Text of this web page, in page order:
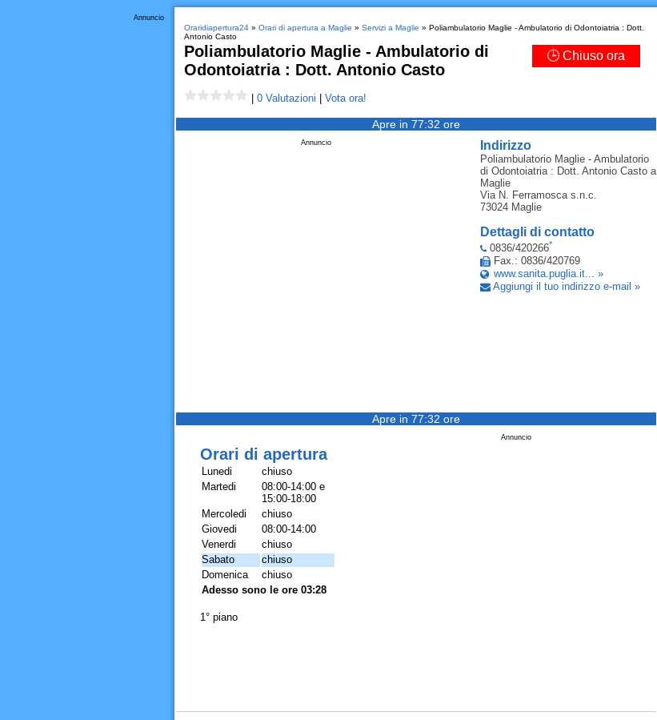
Annuncio
Oraridiapertura24» Orari di apertura a Maglie » Servizi a Maglie » Poliambulatorio Maglie - Ambulatorio di Odontoiatria : Dott.
Antonio Casto
Poliambulatorio Maglie - Ambulatorio di
Odontoiatria : Dott. Antonio Casto
🕒 Chiuso ora
0 Valutazioni Vota ora!
Apre in 77:32 ore
Indirizzo
Poliambulatorio Maglie - Ambulatorio
di Odontoiatria : Dott. Antonio Castoa
Maglie
Via N. Ferramosca s.n.c.
73024 Maglie
Dettagli di contatto
0836/420266*
Fax.: 0836/420769
www.sanita.puglia.it... »
Aggiungi il tuo indirizzo e-mail »
Annuncio
Apre in 77:32 ore
Annuncio
Orari di apertura
Lunedi
chiuso
Martedi
08:00-14:00 e
15:00-18:00
Mercoledi
chiuso
Giovedi
08:00-14:00
Venerdi
chiuso
Sabato
chiuso
Domenica
chiuso
Adesso sono le ore 03:28
1° piano